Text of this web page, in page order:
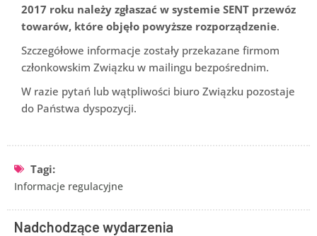
2017 roku należy zgłaszać w systemie SENT przewóz
towarów, które objęło powyższe rozporządzenie.
Szczegółowe informacje zostały przekazane firmom
członkowskim Związku w mailingu bezpośrednim.
W razie pytań lub wątpliwości biuro Związku pozostaje
do Państwa dyspozycji.
Tagi:
Informacje regulacyjne
Nadchodzące wydarzenia